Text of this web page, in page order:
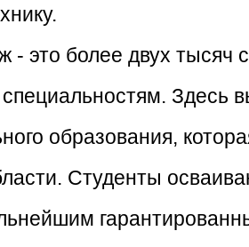
- это более двух
Здесь
образования,
Студенты